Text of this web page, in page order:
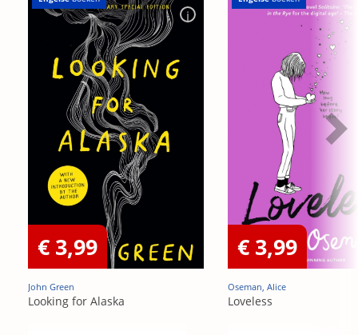
€ 3,99
John Green
Looking for Alaska
€ 3,99
Oseman, Alice
Loveless